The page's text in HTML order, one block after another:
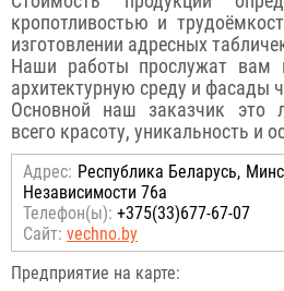
кропотливостью и
изготовлении адресных
Наши работы прослужат вам
архитектурную среду и фасады
Основной наш заказчик это
всего красоту, уникальность и
Адрес: Республика Беларусь,
Независимости 76а
Телефон(ы): +375(33)677-67-07
Сайт: vechno.by
Предприятие на карте: